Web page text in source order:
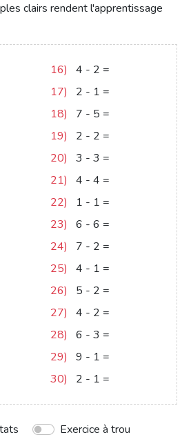
clairs rendent l'apprentissage
16) 4 - 2 =
17)
2 - 1 =
18)
7 - 5 =
19)
2 - 2 =
20)
3 - 3 =
21)
4 - 4 =
22)
1 - 1 =
23)
6 - 6 =
24)
7 - 2 =
25)
4 - 1 =
26)
5 - 2 =
27)
4 - 2 =
28)
6 - 3 =
29)
9 - 1 =
30)
2 - 1 =
Exercice à trou